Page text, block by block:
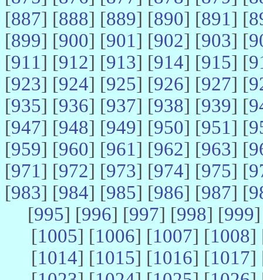
[887] [888] [889] [890] [891] [
[899] [900] [901] [902] [903] [
[911] [912] [913] [914] [915] [
[923] [924] [925] [926] [927] [
[935] [936] [937] [938] [939] [
[947] [948] [949] [950] [951] [
[959] [960] [961] [962] [963] [
[971] [972] [973] [974] [975] [
[983] [984] [985] [986] [987] [
[995] [996] [997] [998] [999
[1005] [1006] [1007] [1008]
[1014] [1015] [1016] [1017]